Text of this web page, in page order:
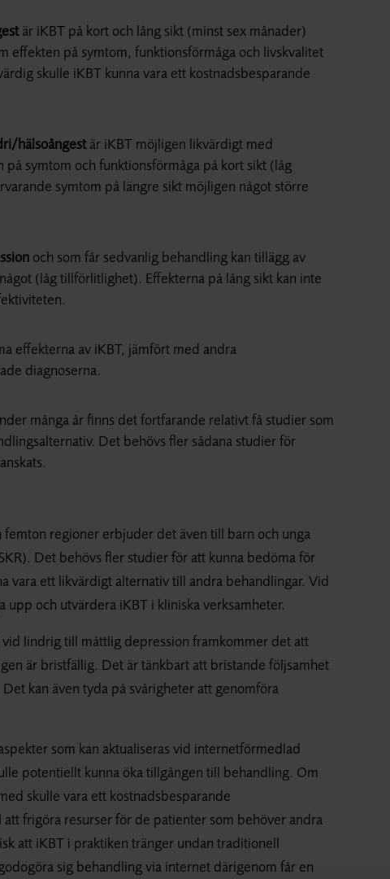
är iKBT på kort och lång sikt (minst sex månader)
effekten på symtom, funktionsförmåga och livskvalitet
skulle iKBT kunna vara ett kostnadsbesparande
hälsoångestär iKBT möjligen likvärdigt med
symtom och funktionsförmåga på kort sikt (låg
symtom på längre sikt möjligen något större
och som får sedvanlig behandling kan tillägg av
(låg tillförlitlighet). Effekterna på lång sikt kan inte
effekterna av iKBT, jämfört med andra
diagnoserna.
många år finns det fortfarande relativt få studier som
Det behövs fler sådana studier för
regioner erbjuder det även till barn och unga
Det behövs fler studier för att kunna bedöma för
vara ett likvärdigt alternativ till andra behandlingar. Vid
och utvärdera iKBT i kliniska verksamheter.
lindrig till måttlig depression framkommer det att
är bristfällig. Det är tänkbart att bristande följsamhet
kan även tyda på svårigheter att genomföra
som kan aktualiseras vid internetförmedlad
potentiellt kunna öka tillgången till behandling. Om
skulle vara ett kostnadsbesparande
frigöra resurser för de patienter som behöver andra
att iKBT i praktiken tränger undan traditionell
sig behandling via internet därigenom får en